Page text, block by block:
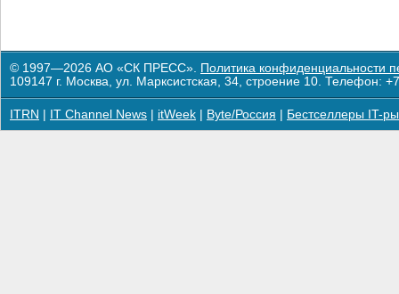
© 1997—2026 АО «СК ПРЕСС». Политика конфиденциальности
109147 г. Москва, ул. Марксистская, 34, строение 10. Телефон:
ITRN IT Channel News itWeek Byte/Россия Бестселлеры IT-